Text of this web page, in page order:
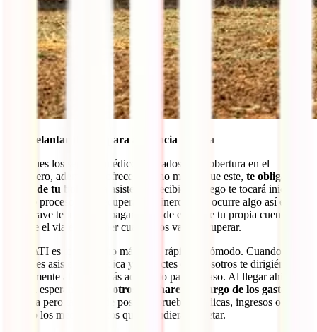
Sin adelantar dinero para asistencia médica
Ojo, pues los seguros médicos privados con cobertura en el
extranjero, además de ofrecer mucho menos que este, te obligan a
pagar de tu bolsillo
la asistencia recibida. Luego te tocará iniciar un
pesado proceso para recuperar tu dinero. Si te ocurre algo así en un
caso grave tendrás que pagar miles de euros de tu propia cuenta
durante el viaje, sin saber cuándo los vas a recuperar.
Con IATI es todo mucho más fácil, rápido y cómodo. Cuando
necesites asistencia médica y contactes con nosotros te dirigiéremos
rápidamente al centro más adecuado para tu caso. Al llegar ahí ya te
estarán esperando y
nosotros nos haremos cargo de los gastos
tu visita pero también de posibles pruebas médicas, ingresos o
incluso los medicamentos que te pudieran recetar.